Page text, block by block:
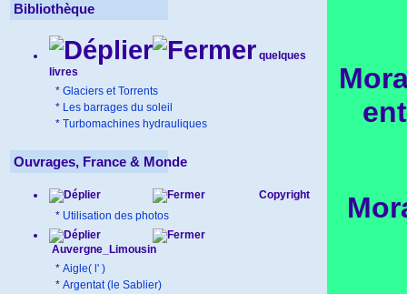
Bibliothèque
quelques
livres
* Glaciers et Torrents
* Les barrages du soleil
* Turbomachines hydrauliques
Ouvrages, France & Monde
Copyright
* Utilisation des photos
Auvergne_Limousin
* Aigle( l' )
* Argentat (le Sablier)